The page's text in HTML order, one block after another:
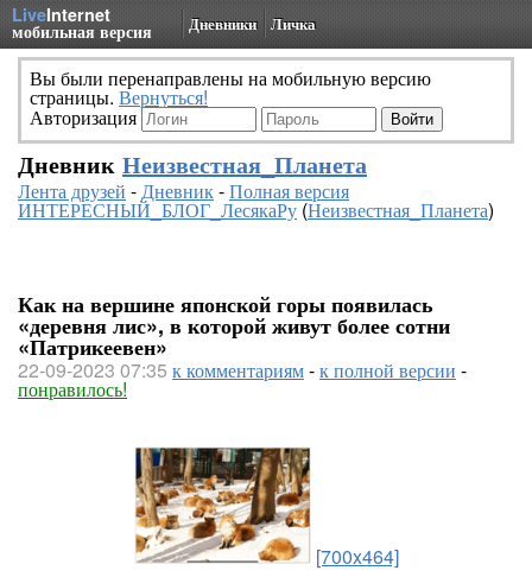
LiveInternet
мобильная версия Дневники Личка
Вы были перенаправлены на мобильную версию
страницы. Вернуться!
Авторизация
Дневник Неизвестная_Планета
Лента друзей -Дневник-Полная версия
ИНТЕРЕСНЫЙ_БЛОГ_ЛесякаРу(Неизвестная_Планета)
Как на вершине японской горы появилась
«деревня лис», в которой живут более сотни
«Патрикеевен»
22-09-2023 07:35 к комментариям-к полной версии -
понравилось!
[700x464]